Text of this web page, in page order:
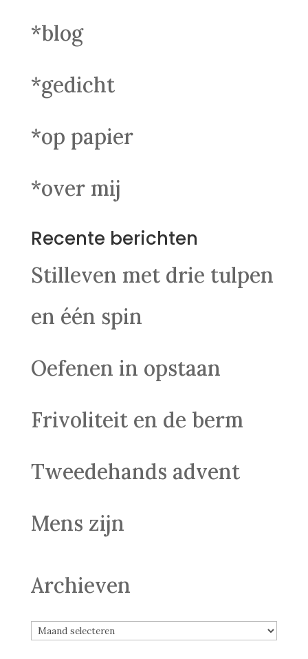
*blog
*gedicht
*op papier
*over mij
Recente berichten
Stilleven met drie tulpen
en één spin
Oefenen in opstaan
Frivoliteit en de berm
Tweedehands advent
Mens zijn
Archieven